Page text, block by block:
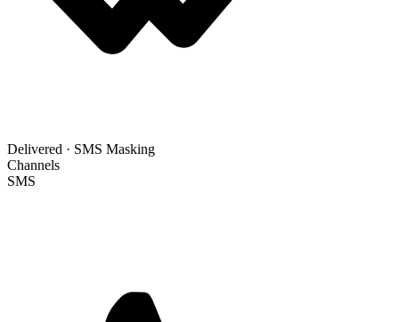
Delivered · SMS Masking
Channels
SMS